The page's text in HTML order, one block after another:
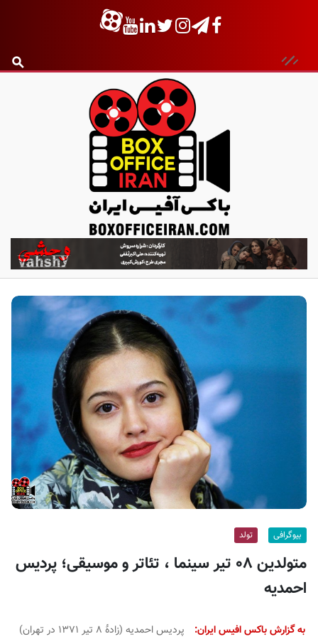
ب
ا
ک
س
آ
ا
ی
ر
ا
ن
بیوگرافی تولد
متولدین ۰۸ تیر سینما ، تئاتر و موسیقی؛ پردیس
احمدیه
به گزارش باکس افیس ایران:
پردیس احمدیه (زادهٔ ۸ تیر ۱۳۷۱ در تهران)